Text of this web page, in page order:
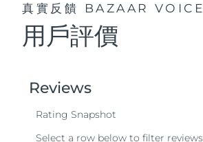
真實反饋 BAZAAR VOICE
用戶評價